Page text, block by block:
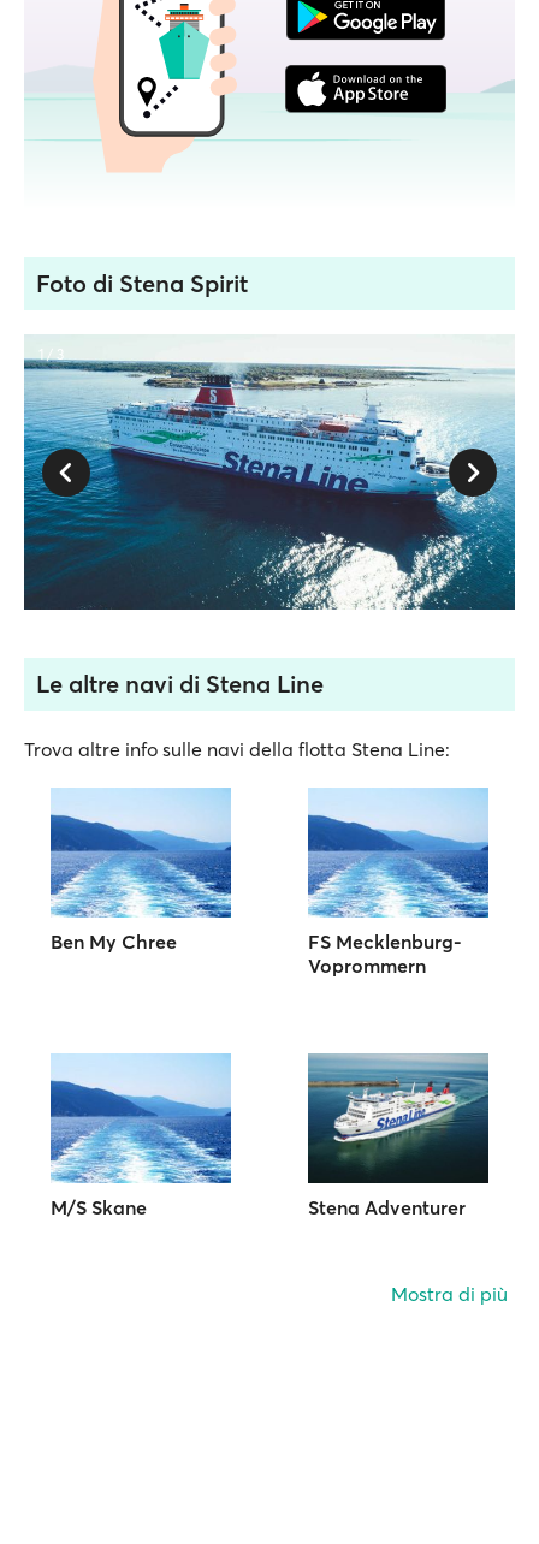
Foto di Stena Spirit
1 / 3
Le altre navi di Stena Line
Trova altre info sulle navi della flotta Stena Line:
Ben My Chree
FS Mecklenburg-
Voprommern
M/S Skane Stena Adventurer
Mostra di più